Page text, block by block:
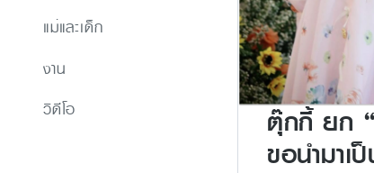
แม่และเด็ก
งาน
วิดีโอ
ตุ๊กกี้ ยก
ขอนำมา